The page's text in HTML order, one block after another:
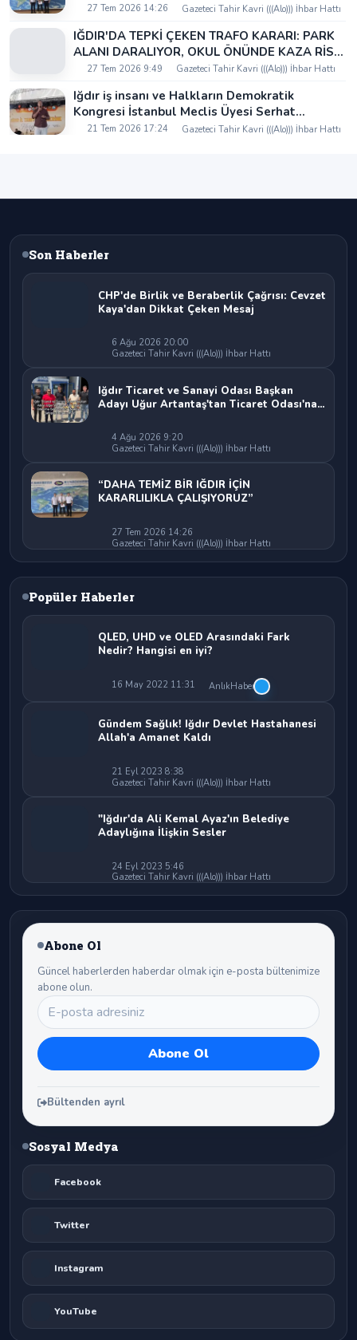
27 Tem 2026 14:26 Gazeteci Tahir Kavri (((Alo))) İhbar Hattı
IĞDIR'DA TEPKİ ÇEKEN TRAFO KARARI: PARK
ALANI DARALIYOR, OKUL ÖNÜNDE KAZA RİSKİ
İDDİASI VE IĞDIR VALİSİ NEREDE?
27 Tem 2026 9:49 Gazeteci Tahir Kavri (((Alo))) İhbar Hattı
Iğdır iş insanı ve Halkların Demokratik
Kongresi İstanbul Meclis Üyesi Serhat
Kaya’dan Iğdır Tanıtım Günleri’nde birlik ve
21 Tem 2026 17:24 Gazeteci Tahir Kavri (((Alo))) İhbar Hattı
Son Haberler
CHP'de Birlik ve Beraberlik Çağrısı: Cevzet
Kaya'dan Dikkat Çeken Mesaj
6 Ağu 2026 20:00
Gazeteci Tahir Kavri (((Alo))) İhbar Hattı
Iğdır Ticaret ve Sanayi Odası Başkan
Adayı Uğur Artantaş'tan Ticaret Odası'na
Bırakılamaz"
4 Ağu 2026 9:20
Gazeteci Tahir Kavri (((Alo))) İhbar Hattı
“DAHA TEMİZ BİR IĞDIR İÇİN
KARARLILIKLA ÇALIŞIYORUZ”
27 Tem 2026 14:26
Gazeteci Tahir Kavri (((Alo))) İhbar Hattı
Popüler Haberler
QLED, UHD ve OLED Arasındaki Fark
Nedir? Hangisi en iyi?
16 May 2022 11:31 AnlıkHaber
Gündem Sağlık! Iğdır Devlet Hastahanesi
Allah'a Amanet Kaldı
21 Eyl 2023 8:38
Gazeteci Tahir Kavri (((Alo))) İhbar Hattı
"Iğdır'da Ali Kemal Ayaz'ın Belediye
Adaylığına İlişkin Sesler
24 Eyl 2023 5:46
Gazeteci Tahir Kavri (((Alo))) İhbar Hattı
Abone Ol
Güncel haberlerden haberdar olmak için e-posta bültenimize
abone olun.
Bültenden ayrıl
Sosyal Medya
Facebook
Twitter
Instagram
YouTube